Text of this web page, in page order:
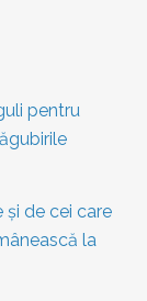
pentru
și de cei care
la